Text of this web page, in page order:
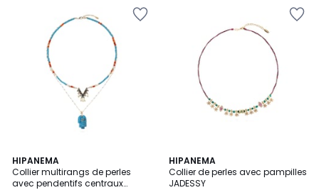
HIPANEMA
Collier multirangs de perles
avec pendentifs centraux
HIPANEMA
Collier de perles avec pampilles
JADESSY